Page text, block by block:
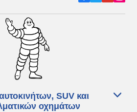
SUV και
οχημάτων